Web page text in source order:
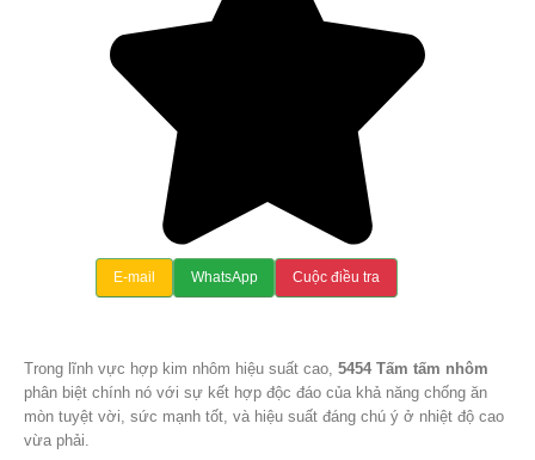
E-mail WhatsApp Cuộc điều tra
Trong lĩnh vực hợp kim nhôm hiệu suất cao, 5454 Tấm tấm nhôm
phân biệt chính nó với sự kết hợp độc đáo của khả năng chống ăn
mòn tuyệt vời, sức mạnh tốt, và hiệu suất đáng chú ý ở nhiệt độ cao
vừa phải.